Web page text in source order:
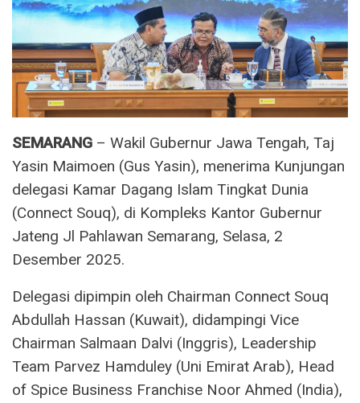
SEMARANG – Wakil Gubernur Jawa Tengah, Taj
Yasin Maimoen (Gus Yasin), menerima Kunjungan
delegasi Kamar Dagang Islam Tingkat Dunia
(Connect Souq), di Kompleks Kantor Gubernur
Jateng Jl Pahlawan Semarang, Selasa, 2
Desember 2025.
Delegasi dipimpin oleh Chairman Connect Souq
Abdullah Hassan (Kuwait), didampingi Vice
Chairman Salmaan Dalvi (Inggris), Leadership
Team Parvez Hamduley (Uni Emirat Arab), Head
of Spice Business Franchise Noor Ahmed (India),